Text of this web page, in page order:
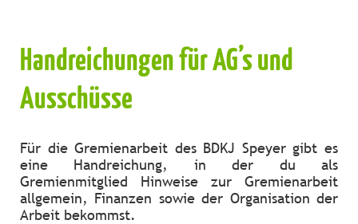
Handreichungen für AG’s und
Ausschüsse
Für die Gremienarbeit des BDKJ Speyer gibt es
eine Handreichung, in der du als
Gremienmitglied Hinweise zur Gremienarbeit
allgemein, Finanzen sowie der Organisation der
Arbeit bekommst.